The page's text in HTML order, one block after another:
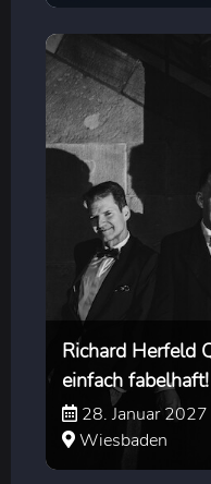
Richard Herfeld
einfach
28. Januar 2027
Wiesbaden